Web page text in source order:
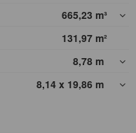
665,23 m³
131,97 m²
8,78 m
8,14 x 19,86 m